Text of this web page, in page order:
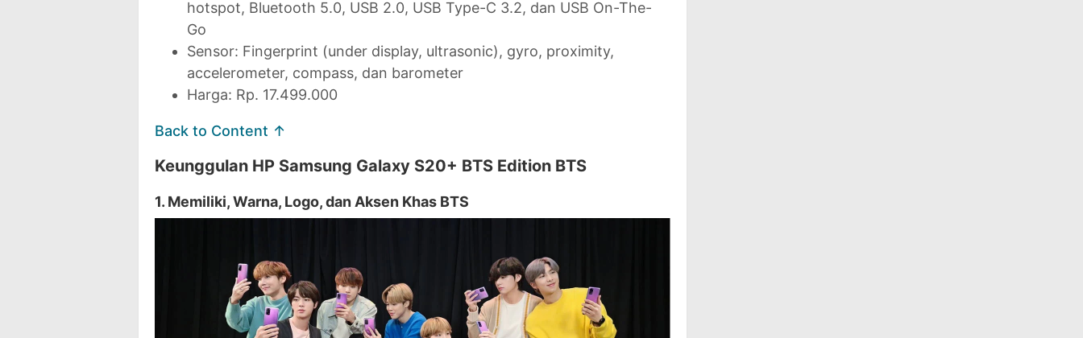
hotspot, Bluetooth 5.0, USB 2.0, USB Type-C 3.2, dan USB On-The-
Go
Sensor: Fingerprint (under display, ultrasonic), gyro, proximity,
accelerometer, compass, dan barometer
Harga: Rp. 17.499.000
Back to Content ↑
Keunggulan HP Samsung Galaxy S20+ BTS Edition BTS
1. Memiliki, Warna, Logo, dan Aksen Khas BTS